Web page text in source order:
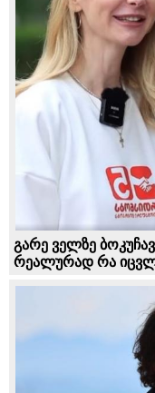
გარე ველზე
რეალურად რა